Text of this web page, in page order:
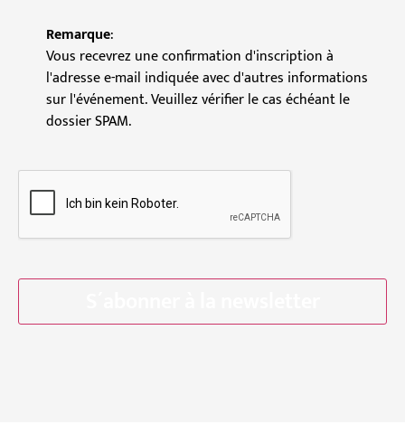
Remarque:
Vous recevrez une confirmation d'inscription à
l'adresse e-mail indiquée avec d'autres informations
sur l'événement. Veuillez vérifier le cas échéant le
dossier SPAM.
P
C
H